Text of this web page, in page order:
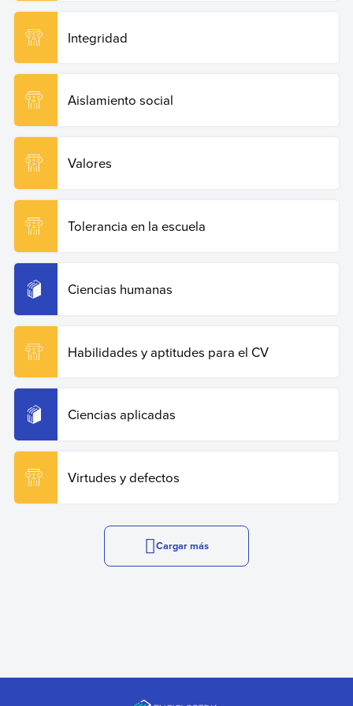
Integridad
Aislamiento social
Valores
Tolerancia en la escuela
Ciencias humanas
Habilidades y aptitudes para el CV
Ciencias aplicadas
Virtudes y defectos
Cargar más